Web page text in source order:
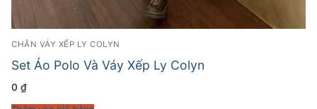
CHÂN VÁY XẾP LY COLYN
Set Áo Polo Và Váy Xếp Ly Colyn
0 ₫